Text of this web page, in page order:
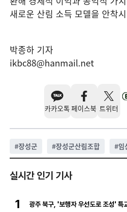
새로운 산림 소득 모델을 안착
박종하 기자
ikbc88@hanmail.net
카카오톡 페이스북 트위터
#장성군 #장성군산림조합 #임
실시간 인기 기사
1 광주 북구, '보행자 우선도로 조성' 특